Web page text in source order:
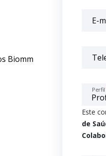
Biomm
E-
Perfil
Este
de